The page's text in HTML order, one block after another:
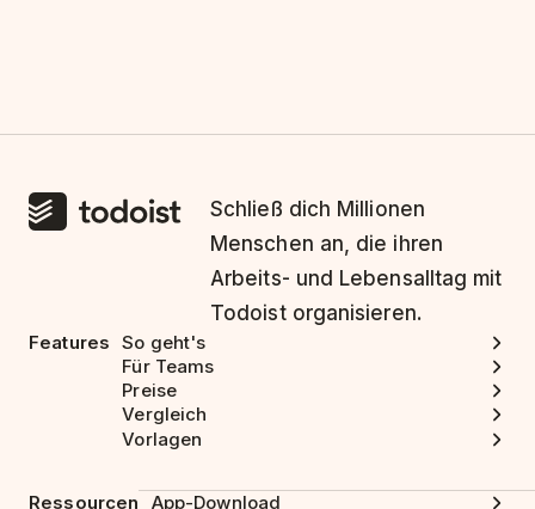
Schließ dich Millionen
Menschen an, die ihren
Arbeits- und Lebensalltag mit
Todoist organisieren.
Features So geht's
Für Teams
Preise
Vergleich
Vorlagen
Ressourcen
App-Download